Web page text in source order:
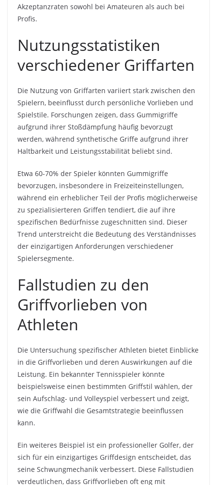
Akzeptanzraten sowohl bei Amateuren als auch bei
Profis.
Nutzungsstatistiken
verschiedener Griffarten
Die Nutzung von Griffarten variiert stark zwischen den
Spielern, beeinflusst durch persönliche Vorlieben und
Spielstile. Forschungen zeigen, dass Gummigriffe
aufgrund ihrer Stoßdämpfung häufig bevorzugt
werden, während synthetische Griffe aufgrund ihrer
Haltbarkeit und Leistungsstabilität beliebt sind.
Etwa 60-70% der Spieler könnten Gummigriffe
bevorzugen, insbesondere in Freizeiteinstellungen,
während ein erheblicher Teil der Profis möglicherweise
zu spezialisierteren Griffen tendiert, die auf ihre
spezifischen Bedürfnisse zugeschnitten sind. Dieser
Trend unterstreicht die Bedeutung des Verständnisses
der einzigartigen Anforderungen verschiedener
Spielersegmente.
Fallstudien zu den
Griffvorlieben von
Athleten
Die Untersuchung spezifischer Athleten bietet Einblicke
in die Griffvorlieben und deren Auswirkungen auf die
Leistung. Ein bekannter Tennisspieler könnte
beispielsweise einen bestimmten Griffstil wählen, der
sein Aufschlag- und Volleyspiel verbessert und zeigt,
wie die Griffwahl die Gesamtstrategie beeinflussen
kann.
Ein weiteres Beispiel ist ein professioneller Golfer, der
sich für ein einzigartiges Griffdesign entscheidet, das
seine Schwungmechanik verbessert. Diese Fallstudien
verdeutlichen, dass Griffvorlieben oft eng mit